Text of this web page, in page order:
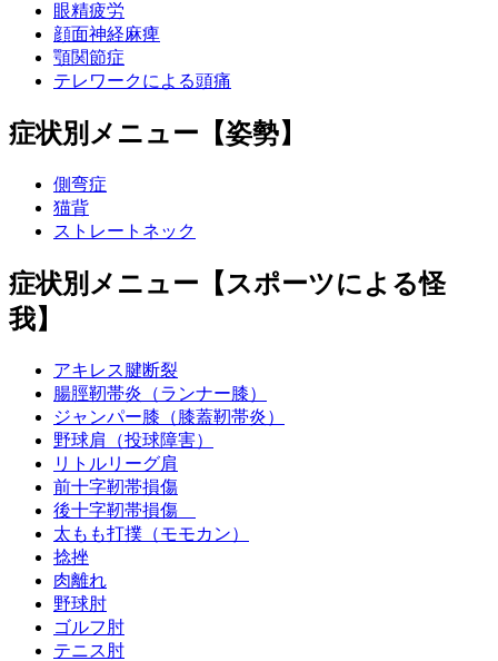
眼精疲労
顔面神経麻痺
顎関節症
テレワークによる頭痛
症状別メニュー【姿勢】
側弯症
猫背
ストレートネック
症状別メニュー【スポーツによる怪
我】
アキレス腱断裂
腸脛靭帯炎（ランナー膝）
ジャンパー膝（膝蓋靭帯炎）
野球肩（投球障害）
リトルリーグ肩
前十字靭帯損傷
後十字靭帯損傷
太もも打撲（モモカン）
捻挫
肉離れ
野球肘
ゴルフ肘
テニス肘